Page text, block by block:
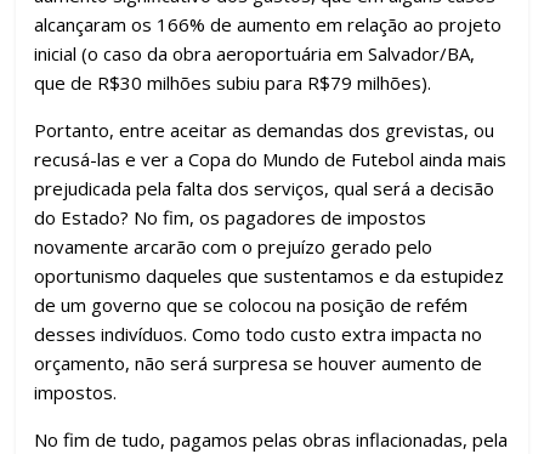
alcançaram os 166% de aumento em relação ao projeto
inicial (o caso da obra aeroportuária em Salvador/BA,
que de R$30 milhões subiu para R$79 milhões).
Portanto, entre aceitar as demandas dos grevistas, ou
recusá-las e ver a Copa do Mundo de Futebol ainda mais
prejudicada pela falta dos serviços, qual será a decisão
do Estado? No fim, os pagadores de impostos
novamente arcarão com o prejuízo gerado pelo
oportunismo daqueles que sustentamos e da estupidez
de um governo que se colocou na posição de refém
desses indivíduos. Como todo custo extra impacta no
orçamento, não será surpresa se houver aumento de
impostos.
No fim de tudo, pagamos pelas obras inflacionadas, pela